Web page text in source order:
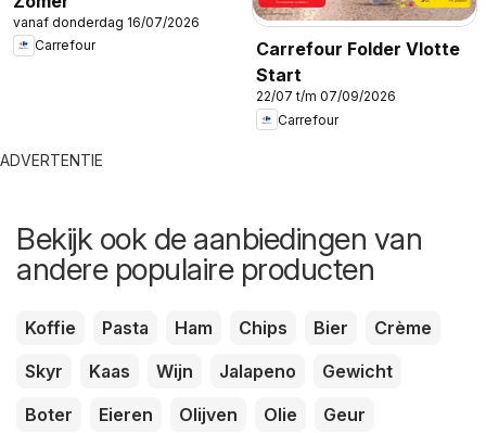
vanaf donderdag 16/07/2026
Carrefour
Carrefour Folder Vlotte
Start
22/07 t/m 07/09/2026
Carrefour
ADVERTENTIE
Bekijk ook de aanbiedingen van
andere populaire producten
Koffie Pasta Ham Chips Bier
Crème
Skyr
Kaas Wijn Jalapeno
Gewicht
Boter
Eieren Olijven Olie
Geur